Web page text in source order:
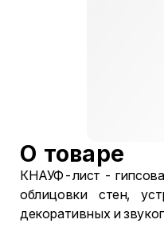
О товаре
КНАУФ-лист -
облицовки стен,
декоративных и